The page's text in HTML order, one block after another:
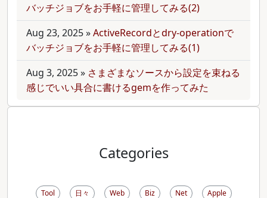
バッチジョブをお手軽に管理してみる(2)
Aug 23, 2025»ActiveRecordとdry-operationで
バッチジョブをお手軽に管理してみる(1)
Aug 3, 2025» さまざまなソースから設定を束ねる
感じでいい具合に書けるgemを作ってみた
Categories
Tool 日々 Web Biz Net Apple